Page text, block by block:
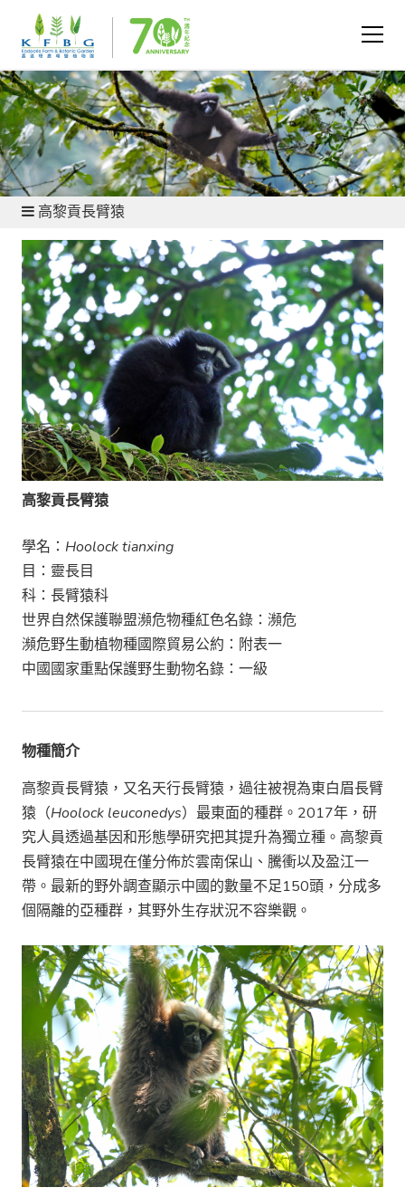
保育與研究 - 動物保育
高黎貢長臂猿
高黎貢長臂猿
學名： Hoolock tianxing
目：靈長目
科：長臂猿科
世界自然保護聯盟瀕危物種紅色名錄：瀕危
瀕危野生動植物種國際貿易公約：附表一
中國國家重點保護野生動物名錄：一級
物種簡介
高黎貢長臂猿，又名天行長臂猿，過往被視為東白眉長臂
猿（Hoolock leuconedys）最東面的種群。2017年，研
究人員透過基因和形態學研究把其提升為獨立種。高黎貢
長臂猿在中國現在僅分佈於雲南保山、騰衝以及盈江一
帶。最新的野外調查顯示中國的數量不足150頭，分成多
個隔離的亞種群，其野外生存狀況不容樂觀。